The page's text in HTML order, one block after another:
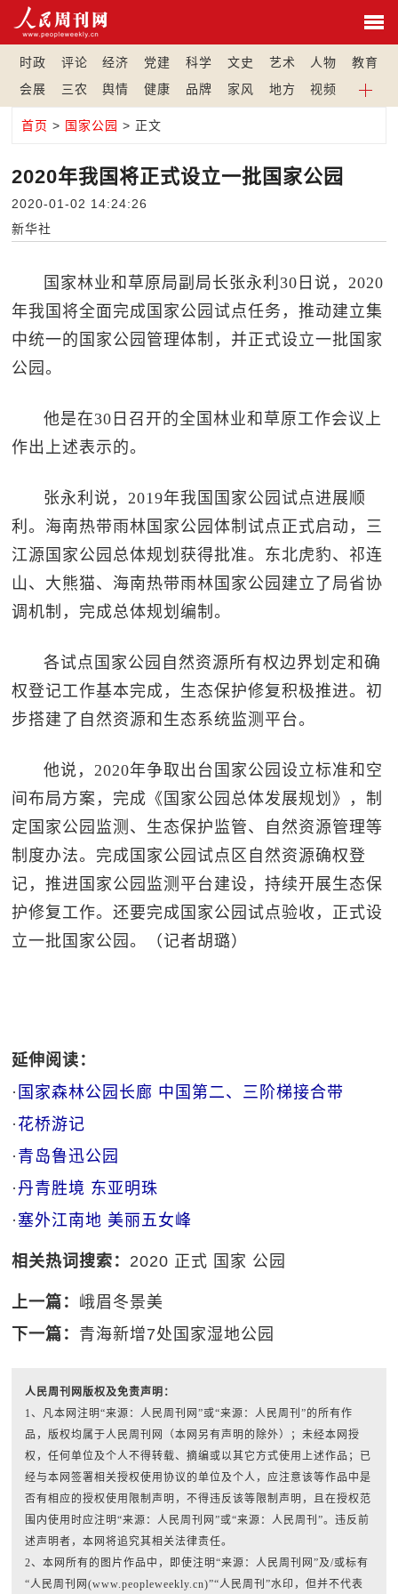
时政 评论 经济 党建 科学 文史 艺术 人物
教育
会展
三农 舆情 健康 品牌 家风 地方 视频
首页 > 国家公园 > 正文
2020年我国将正式设立一批国家公园
2020-01-02 14:24:26
新华社
国家林业和草原局副局长张永利30日说，2020
年我国将全面完成国家公园试点任务，推动建立集
中统一的国家公园管理体制，并正式设立一批国家
公园。
他是在30日召开的全国林业和草原工作会议上
作出上述表示的。
张永利说，2019年我国国家公园试点进展顺
利。海南热带雨林国家公园体制试点正式启动，三
江源国家公园总体规划获得批准。东北虎豹、祁连
山、大熊猫、海南热带雨林国家公园建立了局省协
调机制，完成总体规划编制。
各试点国家公园自然资源所有权边界划定和确
权登记工作基本完成，生态保护修复积极推进。初
步搭建了自然资源和生态系统监测平台。
他说，2020年争取出台国家公园设立标准和空
间布局方案，完成《国家公园总体发展规划》，制
定国家公园监测、生态保护监管、自然资源管理等
制度办法。完成国家公园试点区自然资源确权登
记，推进国家公园监测平台建设，持续开展生态保
护修复工作。还要完成国家公园试点验收，正式设
立一批国家公园。（记者胡璐）
延伸阅读：
· 国家森林公园长廊 中国第二、三阶梯接合带
· 花桥游记
· 青岛鲁迅公园
· 丹青胜境 东亚明珠
· 塞外江南地 美丽五女峰
相关热词搜索： 2020 正式 国家 公园
上一篇： 峨眉冬景美
下一篇： 青海新增7处国家湿地公园
人民周刊网版权及免责声明：
1、凡本网注明“来源：人民周刊网”或“来源：人民周刊”的所有作
品，版权均属于人民周刊网（本网另有声明的除外）；未经本网授
权，任何单位及个人不得转载、摘编或以其它方式使用上述作品；已
经与本网签署相关授权使用协议的单位及个人，应注意该等作品中是
否有相应的授权使用限制声明，不得违反该等限制声明，且在授权范
围内使用时应注明“来源：人民周刊网”或“来源：人民周刊”。违反前
述声明者，本网将追究其相关法律责任。
2、本网所有的图片作品中，即使注明“来源：人民周刊网”及/或标有
“人民周刊网(www.peopleweekly.cn)”“人民周刊”水印，但并不代表